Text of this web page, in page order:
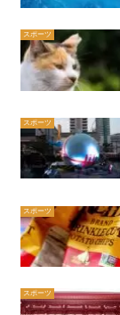
スポーツ
スポーツ
スポーツ
スポーツ